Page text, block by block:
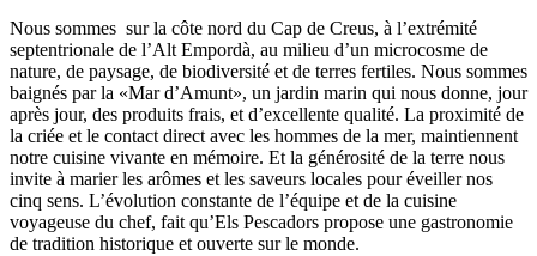
Nous sommes sur la côte nord du Cap de Creus, à l’extrémité
septentrionale de l’Alt Empordà, au milieu d’un microcosme de
nature, de paysage, de biodiversité et de terres fertiles. Nous sommes
baignés par la «Mar d’Amunt», un jardin marin qui nous donne, jour
après jour, des produits frais, et d’excellente qualité. La proximité de
la criée et le contact direct avec les hommes de la mer, maintiennent
notre cuisine vivante en mémoire. Et la générosité de la terre nous
invite à marier les arômes et les saveurs locales pour éveiller nos
cinq sens. L’évolution constante de l’équipe et de la cuisine
voyageuse du chef, fait qu’Els Pescadors propose une gastronomie
de tradition historique et ouverte sur le monde.